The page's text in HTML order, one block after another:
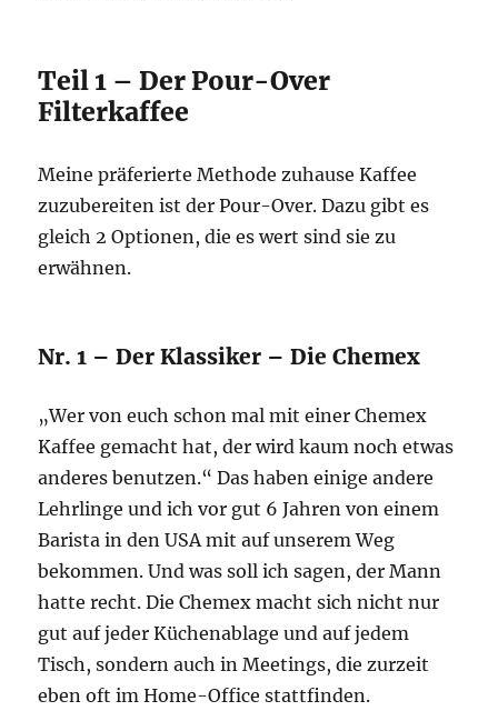
Teil 1 – Der Pour-Over
Filterkaffee
Meine präferierte Methode zuhause Kaffee
zuzubereiten ist der Pour-Over. Dazu gibt es
gleich 2 Optionen, die es wert sind sie zu
erwähnen.
Nr. 1 – Der Klassiker – Die Chemex
„Wer von euch schon mal mit einer Chemex
Kaffee gemacht hat, der wird kaum noch etwas
anderes benutzen.“ Das haben einige andere
Lehrlinge und ich vor gut 6 Jahren von einem
Barista in den USA mit auf unserem Weg
bekommen. Und was soll ich sagen, der Mann
hatte recht. Die Chemex macht sich nicht nur
gut auf jeder Küchenablage und auf jedem
Tisch, sondern auch in Meetings, die zurzeit
eben oft im Home-Office stattfinden.